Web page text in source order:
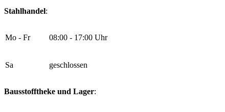
Stahlhandel:
Mo - Fr 08:00 - 17:00 Uhr
Sa geschlossen
Bausstofftheke und Lager: